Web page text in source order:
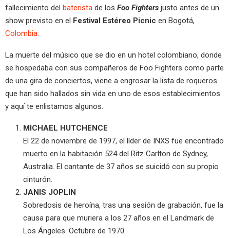
fallecimiento del baterista de los Foo Fighters justo antes de un
show previsto en el Festival Estéreo Picnic en Bogotá,
Colombia.
La muerte del músico que se dio en un hotel colombiano, donde
se hospedaba con sus compañeros de Foo Fighters como parte
de una gira de conciertos, viene a engrosar la lista de roqueros
que han sido hallados sin vida en uno de esos establecimientos
y aquí te enlistamos algunos.
MICHAEL HUTCHENCE
El 22 de noviembre de 1997, el líder de INXS fue encontrado
muerto en la habitación 524 del Ritz Carlton de Sydney,
Australia. El cantante de 37 años se suicidó con su propio
cinturón.
JANIS JOPLIN
Sobredosis de heroína, tras una sesión de grabación, fue la
causa para que muriera a los 27 años en el Landmark de
Los Ángeles. Octubre de 1970.